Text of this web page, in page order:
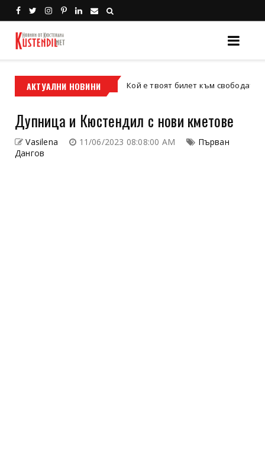
АКТУАЛНИ НОВИНИ
кросов мотор Кой е твоят билет към свободата –
Дупница и Кюстендил с нови кметове
Vasilena 11/06/2023 08:08:00 AM
Първан
Дангов